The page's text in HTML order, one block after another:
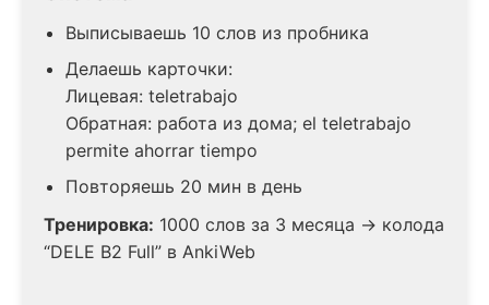
Выписываешь 10 слов из пробника
Делаешь карточки:
Лицевая: teletrabajo
Обратная: работа из дома; el teletrabajo
permite ahorrar tiempo
Повторяешь 20 мин в день
Тренировка: 1000 слов за 3 месяца → колода
“DELE B2 Full” в AnkiWeb